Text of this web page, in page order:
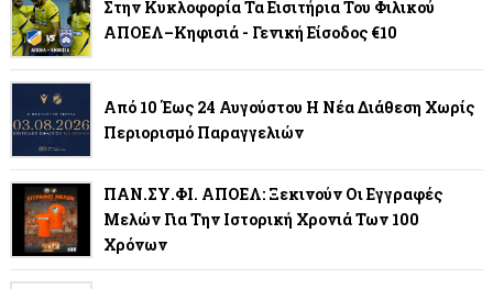
Στην Κυκλοφορία Τα Εισιτήρια Του Φιλικού
ΑΠΟΕΛ–Κηφισιά - Γενική Είσοδος €10
Από 10 Έως 24 Αυγούστου Η Νέα Διάθεση Χωρίς
Περιορισμό Παραγγελιών
ΠΑΝ.ΣΥ.ΦΙ. ΑΠΟΕΛ: Ξεκινούν Οι Εγγραφές
Μελών Για Την Ιστορική Χρονιά Των 100
Χρόνων